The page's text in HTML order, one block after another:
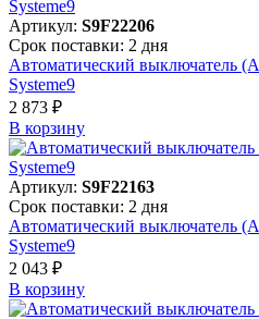
Артикул: S9F22206
Срок поставки: 2 дня
Автоматический выключатель
Systeme9
2 873 ₽
В корзинy
Артикул: S9F22163
Срок поставки: 2 дня
Автоматический выключатель
Systeme9
2 043 ₽
В корзинy